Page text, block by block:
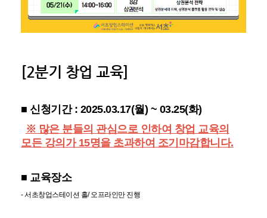
[2분기 창업 교육]
■ 신청기간 : 2025.03.17(월) ~ 03.25(화)
※ 많은 분들의 관심으로 인하여 창업 교육의
모든 강의가 15명을 초과하여 조기마감합니다.
■ 교육장소
- 서초창업스테이션 홀/ 오프라인만 진행